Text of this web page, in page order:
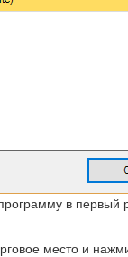
в
место и